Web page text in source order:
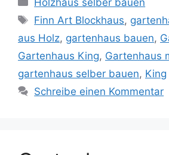
Holzhaus selber bauen
Schlagwörter
Finn Art Blockhaus,
aus Holz, gartenhaus bauen,
Gartenhaus King, Gartenhaus
gartenhaus selber bauen, King
Schreibe einen Kommentar